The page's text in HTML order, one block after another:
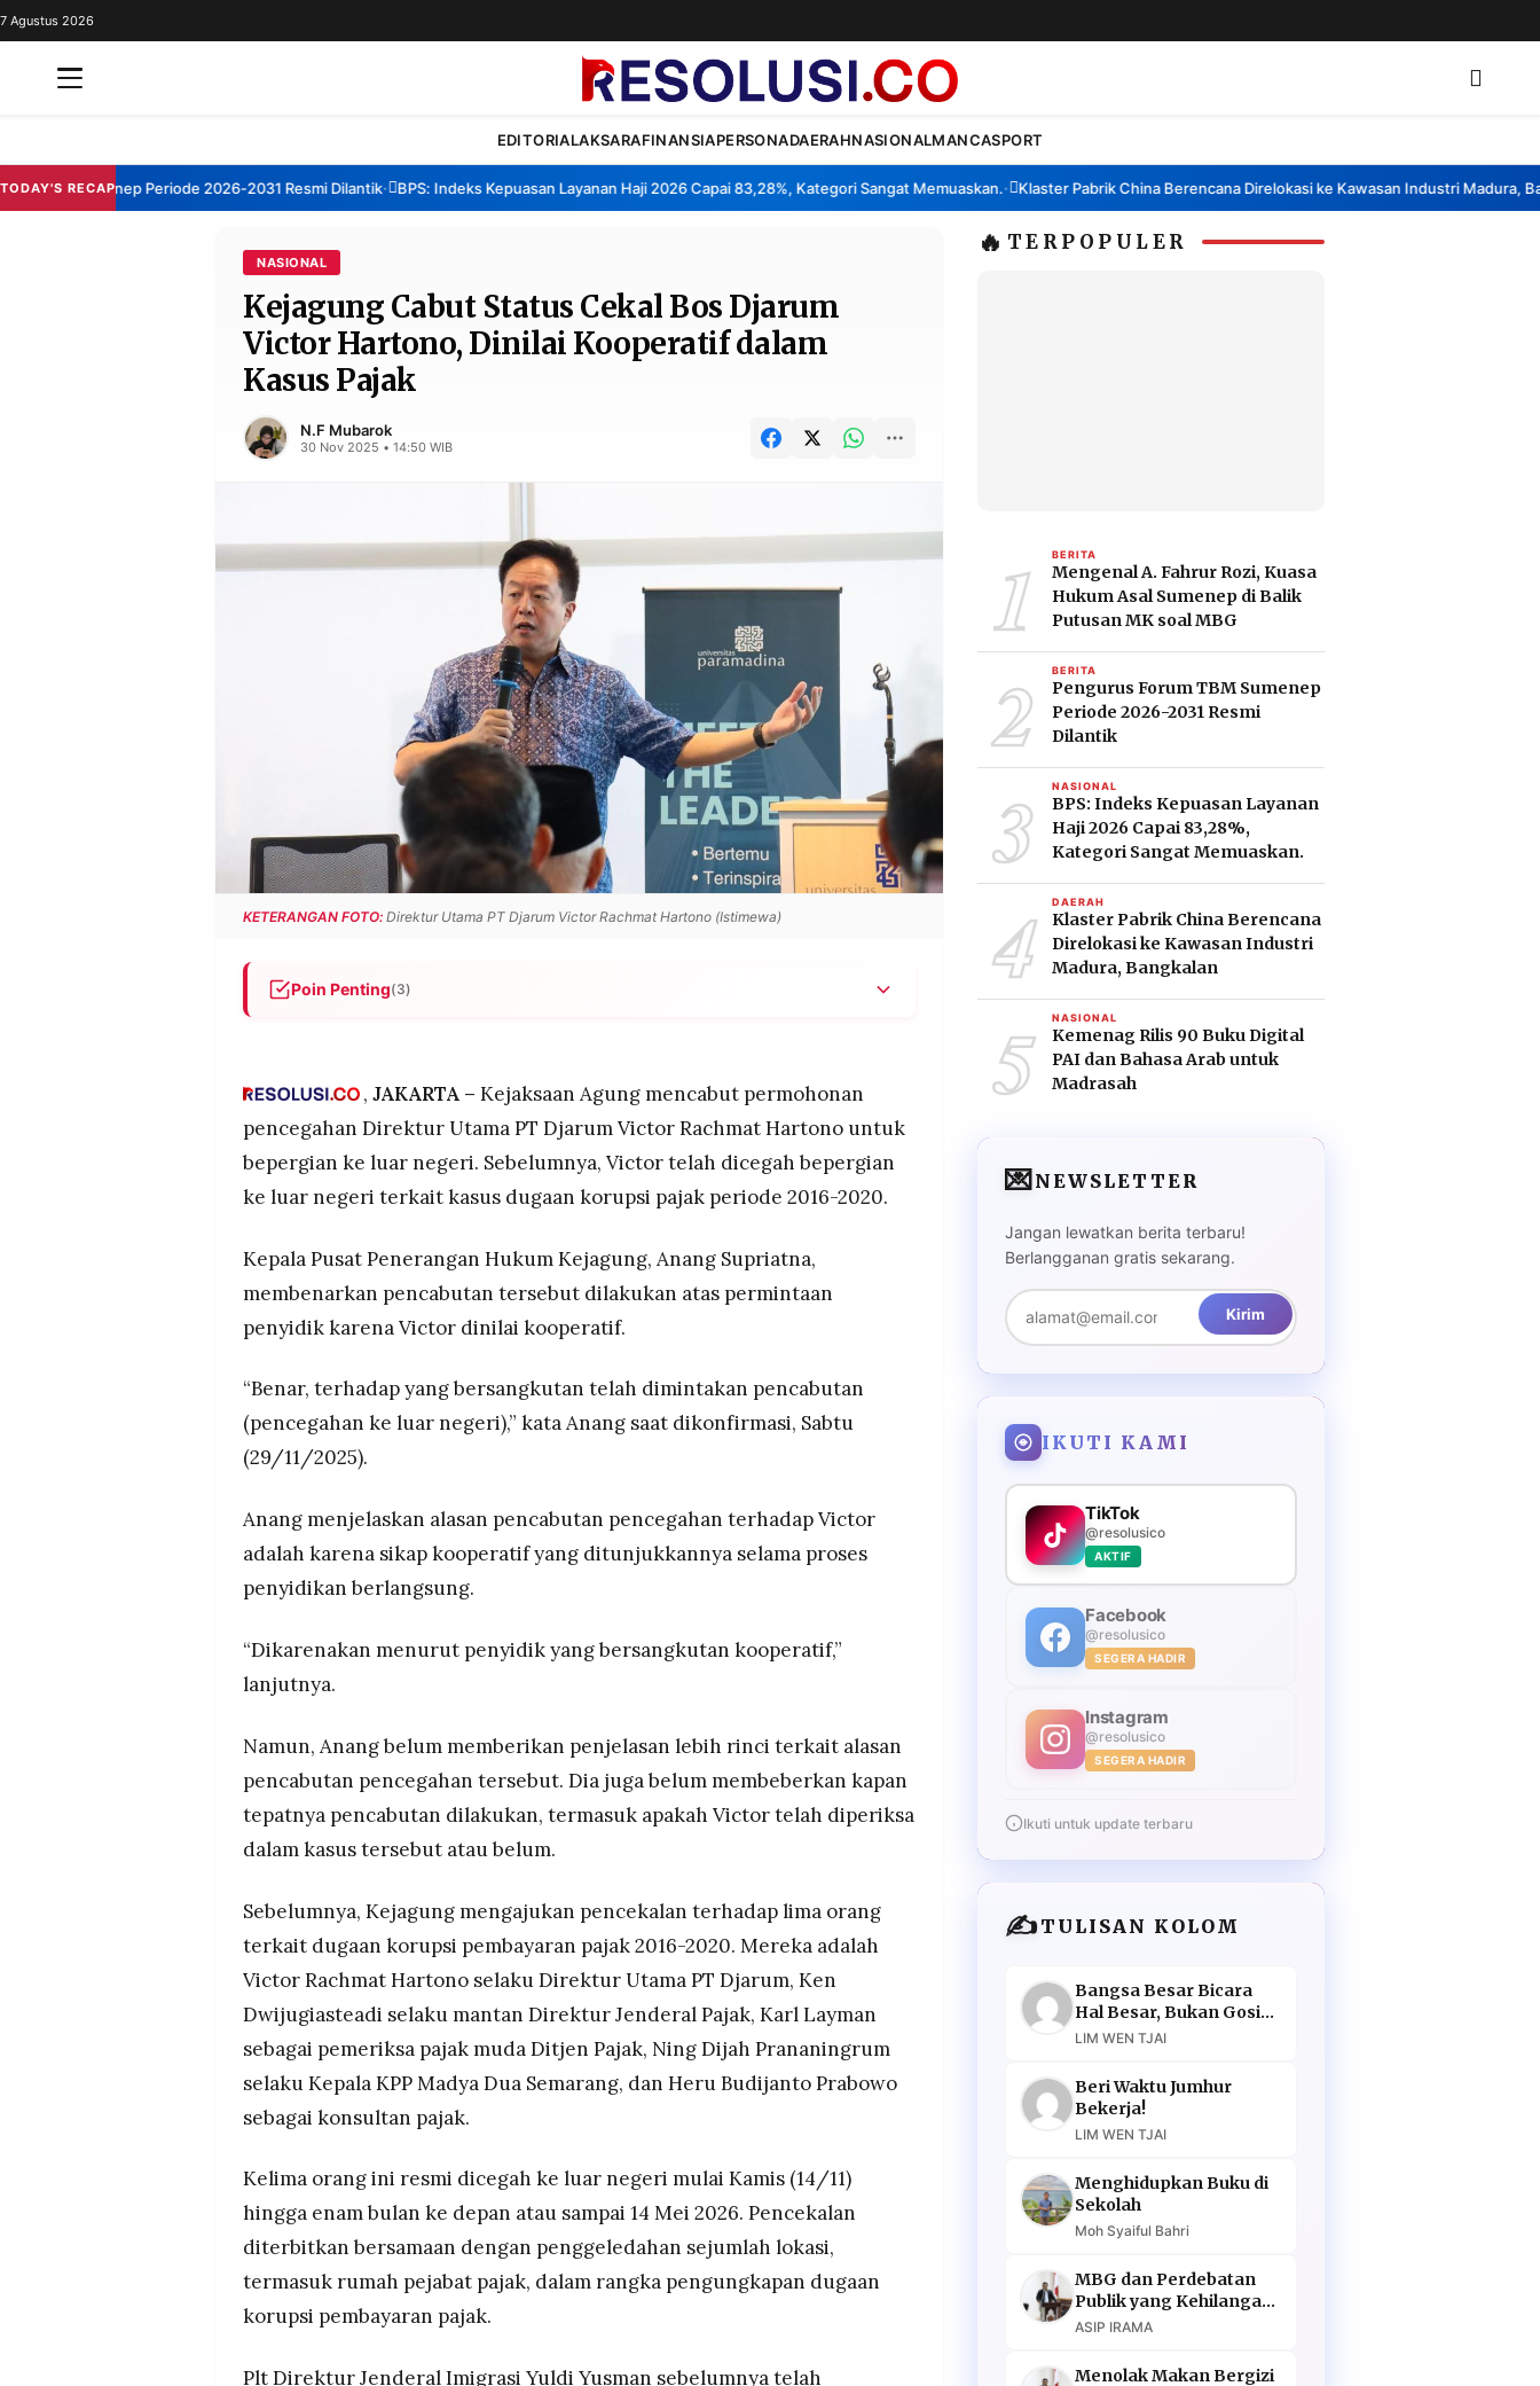
REDAKSI
7 Agustus 2026
EDITORIALAKSARAFINANSIAPERSONADAERAHNASIONALMANCASPORT
TODAY'S RECAP
Sumenep Periode 2026-2031 Resmi Dilantik• BPS: Indeks Kepuasan Layanan Haji 2026 Capai 83,28%, Kategori Sangat Memuaskan.• Klaster Pabrik China Berencana Direlokasi ke Kawasan Industri Madura,
NASIONAL
Kejagung Cabut Status Cekal Bos Djarum
Victor Hartono, Dinilai Kooperatif dalam
Kasus Pajak
N.F Mubarok
30 Nov 2025 • 14:50 WIB
KETERANGAN FOTO: Direktur Utama PT Djarum Victor Rachmat Hartono (Istimewa)
Poin Penting(3)
Lima orang dicekal terkait dugaan korupsi pajak 2016-2020 dengan modus
Alphard, dan dua motor gede.
, JAKARTA – Kejaksaan Agung mencabut permohonan
pencegahan Direktur Utama PT Djarum Victor Rachmat Hartono untuk
bepergian ke luar negeri. Sebelumnya, Victor telah dicegah bepergian
ke luar negeri terkait kasus dugaan korupsi pajak periode 2016-2020.
Kepala Pusat Penerangan Hukum Kejagung, Anang Supriatna,
membenarkan pencabutan tersebut dilakukan atas permintaan
penyidik karena Victor dinilai kooperatif.
“Benar, terhadap yang bersangkutan telah dimintakan pencabutan
(pencegahan ke luar negeri),” kata Anang saat dikonfirmasi, Sabtu
(29/11/2025).
Anang menjelaskan alasan pencabutan pencegahan terhadap Victor
adalah karena sikap kooperatif yang ditunjukkannya selama proses
penyidikan berlangsung.
“Dikarenakan menurut penyidik yang bersangkutan kooperatif,”
lanjutnya.
Namun, Anang belum memberikan penjelasan lebih rinci terkait alasan
pencabutan pencegahan tersebut. Dia juga belum membeberkan kapan
tepatnya pencabutan dilakukan, termasuk apakah Victor telah diperiksa
dalam kasus tersebut atau belum.
Sebelumnya, Kejagung mengajukan pencekalan terhadap lima orang
terkait dugaan korupsi pembayaran pajak 2016-2020. Mereka adalah
Victor Rachmat Hartono selaku Direktur Utama PT Djarum, Ken
Dwijugiasteadi selaku mantan Direktur Jenderal Pajak, Karl Layman
sebagai pemeriksa pajak muda Ditjen Pajak, Ning Dijah Prananingrum
selaku Kepala KPP Madya Dua Semarang, dan Heru Budijanto Prabowo
sebagai konsultan pajak.
Kelima orang ini resmi dicegah ke luar negeri mulai Kamis (14/11)
hingga enam bulan ke depan atau sampai 14 Mei 2026. Pencekalan
diterbitkan bersamaan dengan penggeledahan sejumlah lokasi,
termasuk rumah pejabat pajak, dalam rangka pengungkapan dugaan
korupsi pembayaran pajak.
Plt Direktur Jenderal Imigrasi Yuldi Yusman sebelumnya telah
🔥 TERPOPULER
1 BERITA
Mengenal A. Fahrur Rozi, Kuasa
Hukum Asal Sumenep di Balik
Putusan MK soal MBG
2 BERITA
Pengurus Forum TBM Sumenep
Periode 2026-2031 Resmi
Dilantik
3 NASIONAL
BPS: Indeks Kepuasan Layanan
Haji 2026 Capai 83,28%,
Kategori Sangat Memuaskan.
4 DAERAH
Klaster Pabrik China Berencana
Direlokasi ke Kawasan Industri
Madura, Bangkalan
5 NASIONAL
Kemenag Rilis 90 Buku Digital
PAI dan Bahasa Arab untuk
Madrasah
💌NEWSLETTER
Jangan lewatkan berita terbaru!
Berlangganan gratis sekarang.
Kirim
IKUTI KAMI
TikTok
@resolusico
AKTIF
Facebook
@resolusico
SEGERA HADIR
Instagram
@resolusico
SEGERA HADIR
Ikuti untuk update terbaru
✍️TULISAN KOLOM
Bangsa Besar Bicara
Hal Besar, Bukan Gosip
Murahan
LIM WEN TJAI
Beri Waktu Jumhur
Bekerja!
LIM WEN TJAI
Menghidupkan Buku di
Sekolah
Moh Syaiful Bahri
MBG dan Perdebatan
Publik yang Kehilangan
Argumen
ASIP IRAMA
Menolak Makan Bergizi